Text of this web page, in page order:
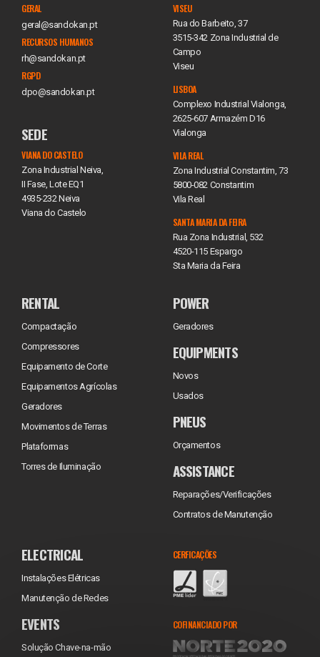
GERAL
geral@sandokan.pt
RECURSOS HUMANOS
rh@sandokan.pt
RGPD
dpo@sandokan.pt
SEDE
VIANA DO CASTELO
Zona Industrial Neiva,
II Fase, Lote EQ1
4935-232 Neiva
Viana do Castelo
VISEU
Rua do Barbeito, 37
3515-342 Zona Industrial de
Campo
Viseu
LISBOA
Complexo Industrial Vialonga,
2625-607 Armazém D16
Vialonga
VILA REAL
Zona Industrial Constantim, 73
5800-082 Constantim
Vila Real
SANTA MARIA DA FEIRA
Rua Zona Industrial, 532
4520-115 Espargo
Sta Maria da Feira
RENTAL
Compactação
Compressores
Equipamento de Corte
Equipamentos Agrícolas
Geradores
Movimentos de Terras
Plataformas
Torres de Iluminação
POWER
Geradores
EQUIPMENTS
Novos
Usados
PNEUS
Orçamentos
ASSISTANCE
Reparações/Verificações
Contratos de Manutenção
ELECTRICAL
Instalações Elétricas
Manutenção de Redes
EVENTS
Solução Chave-na-mão
CERFICAÇÕES
COFINANCIADO POR